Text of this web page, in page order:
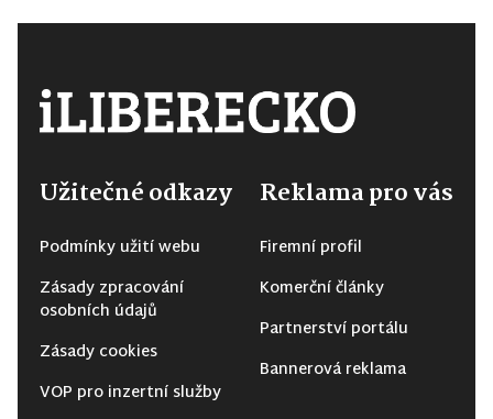
Užitečné odkazy
Podmínky užití webu
Zásady zpracování
osobních údajů
Zásady cookies
VOP pro inzertní služby
Reklama pro vás
Firemní profil
Komerční články
Partnerství portálu
Bannerová reklama